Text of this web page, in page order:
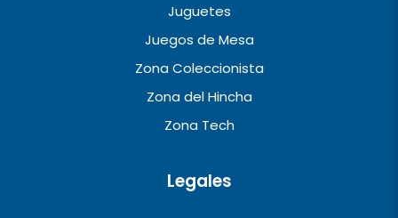
Juguetes
Juegos de Mesa
Zona Coleccionista
Zona del Hincha
Zona Tech
Legales